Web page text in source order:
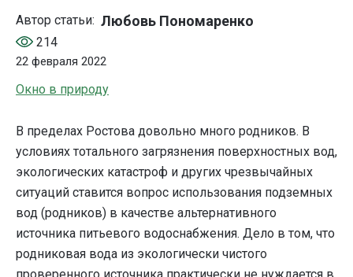
Автор статьи: Любовь Пономаренко
214
22 февраля 2022
Окно в природу
В пределах Ростова довольно много родников. В
условиях тотального загрязнения поверхностных вод,
экологических катастроф и других чрезвычайных
ситуаций ставится вопрос использования подземных
вод (родников) в качестве альтернативного
источника питьевого водоснабжения. Дело в том, что
родниковая вода из экологически чистого
проверенного источника практически не нуждается в